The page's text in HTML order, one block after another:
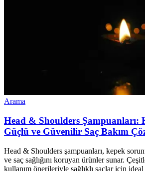
Arama
Head & Shoulders Şampuanları:
Güçlü ve Güvenilir Saç Bakım
Head & Shoulders şampuanları, kepek
ve saç sağlığını koruyan ürünler sunar.
kullanım önerileriyle sağlıklı saçlar için